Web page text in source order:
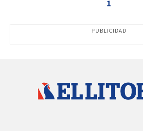
1
PUBLICIDAD